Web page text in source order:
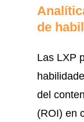
de
Las LXP
del
(ROI) en